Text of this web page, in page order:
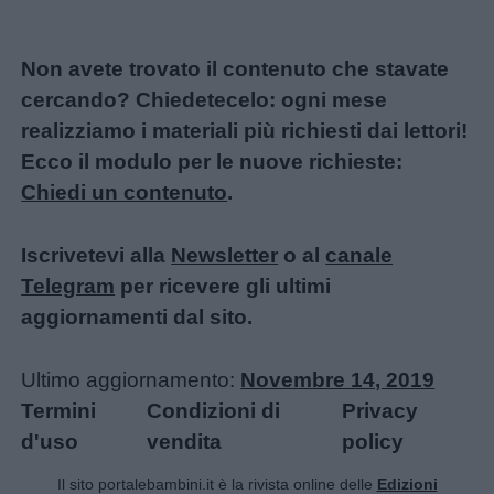
Non avete trovato il contenuto che stavate
cercando? Chiedetecelo: ogni mese
realizziamo i materiali più richiesti dai lettori!
Ecco il modulo per le nuove richieste:
Chiedi un contenuto.
Iscrivetevi alla Newsletter o al canale
Telegram per ricevere gli ultimi
aggiornamenti dal sito.
Ultimo aggiornamento: Novembre 14, 2019
Termini
d'uso
Condizioni di
vendita
Privacy
policy
Il sito portalebambini.it è la rivista online delle Edizioni